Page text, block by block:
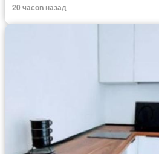
20 часов назад